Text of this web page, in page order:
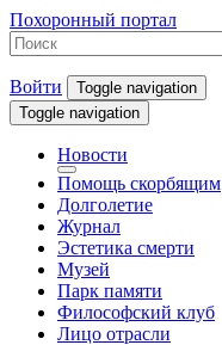
Похоронный портал
Войти
Toggle navigation
Toggle navigation
Новости
Помощь скорбящим
Долголетие
Журнал
Эстетика смерти
Музей
Парк памяти
Философский клуб
Лицо отрасли